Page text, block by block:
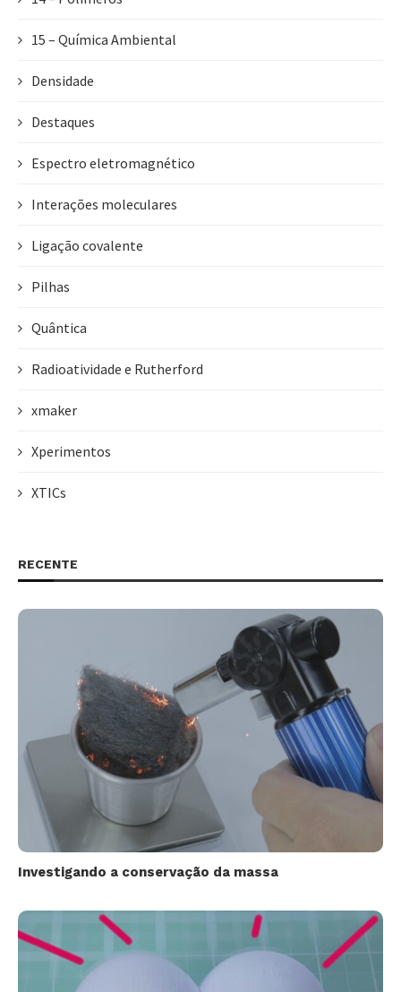
15 – Química Ambiental
Densidade
Destaques
Espectro eletromagnético
Interações moleculares
Ligação covalente
Pilhas
Quântica
Radioatividade e Rutherford
xmaker
Xperimentos
XTICs
RECENTE
Investigando a conservação da massa